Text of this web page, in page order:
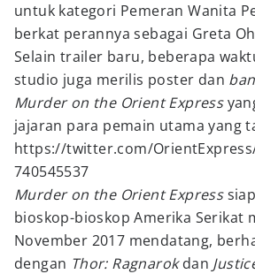
untuk kategori Pemeran Wanita
berkat perannya sebagai Greta
Selain trailer baru, beberapa
studio juga merilis poster dan
Murder on the Orient Express
jajaran para pemain utama yang
https://twitter.com/
740545537
Murder on the Orient Express
bioskop-bioskop Amerika Serikat
November 2017 mendatang,
dengan Thor: Ragnarokdan